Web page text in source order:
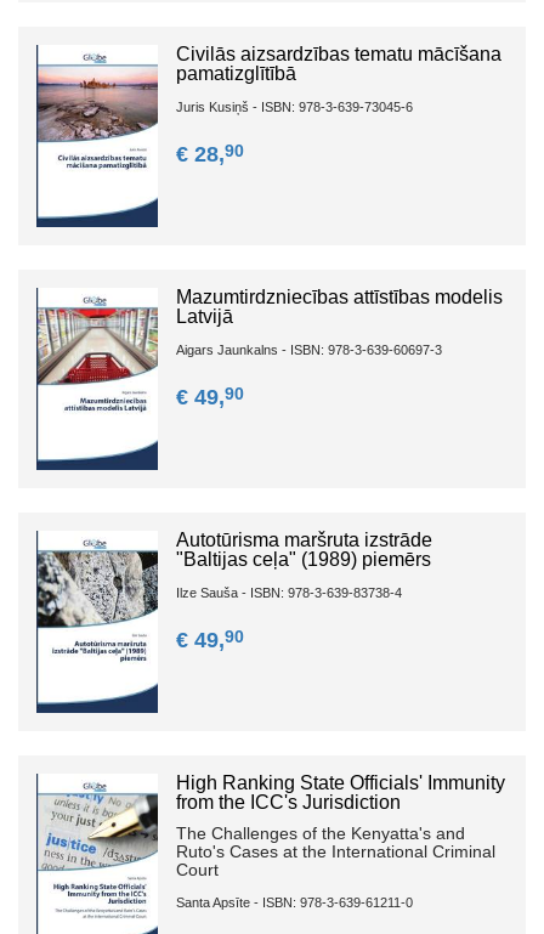
Civilās aizsardzības tematu mācīšana
pamatizglītībā
Juris Kusiņš - ISBN: 978-3-639-73045-6
€ 28,90
Mazumtirdzniecības attīstības modelis
Latvijā
Aigars Jaunkalns - ISBN: 978-3-639-60697-3
€ 49,90
Autotūrisma maršruta izstrāde
"Baltijas ceļa" (1989) piemērs
Ilze Sauša - ISBN: 978-3-639-83738-4
€ 49,90
High Ranking State Officials' Immunity
from the ICC's Jurisdiction
The Challenges of the Kenyatta's and
Ruto's Cases at the International Criminal
Court
Santa Apsīte - ISBN: 978-3-639-61211-0